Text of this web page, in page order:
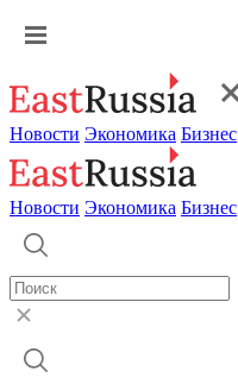
Новости Экономика Бизнес
Новости Экономика Бизнес